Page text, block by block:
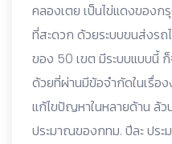
คลองเตย เป็นไข่แดงของ
ที่สะดวก ด้วยระบบขนส่งร
ของ 50 เขต มีระบบแบบนี้
ด้วยที่ผ่านมีข้อจำกัดในเรื่อ
แก้ไขปัญหาในหลายด้าน ล้
ประมาณของกทม. ปีละ ปร